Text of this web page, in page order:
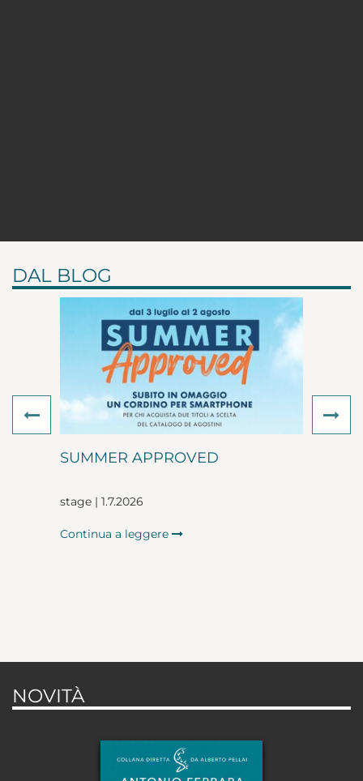
DAL BLOG
SUMMER APPROVED
stage | 1.7.2026
Continua a leggere
Previous
NOVITÀ